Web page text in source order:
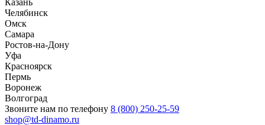
Казань
Челябинск
Омск
Самара
Ростов-на-Дону
Уфа
Красноярск
Пермь
Воронеж
Волгоград
Звоните нам по телефону 8 (800) 250-25-59
shop@td-dinamo.ru